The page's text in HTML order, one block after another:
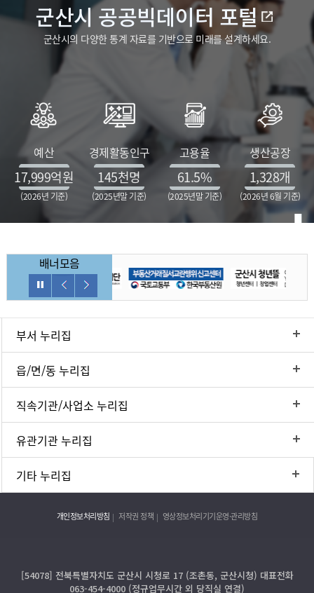
군산시 공공빅데이터 포털
군산시의 다양한 통계 자료를 기반으로 미래를 설계하세요.
예산
17,999억원
(2026년 기준)
경제활동인구
145천명
(2025년말 기준)
고용율
61.5%
(2025년말 기준)
생산공장
1,328개
(2026년 6월 기준)
배너모음
부서 누리집
읍/면/동 누리집
직속기관/사업소 누리집
유관기관 누리집
기타 누리집
개인정보처리방침 저작권 정책 영상정보처리기기운영·관리방침
[54078] 전북특별자치도 군산시 시청로 17 (조촌동, 군산시청) 대표전화
063-454-4000 (정규업무시간 외 당직실 연결)